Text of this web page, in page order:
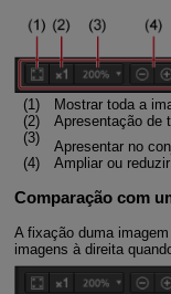
Mostrar toda a
Apresentação de
Apresentar no
Ampliar ou
Comparação com
A fixação duma
imagens à direita